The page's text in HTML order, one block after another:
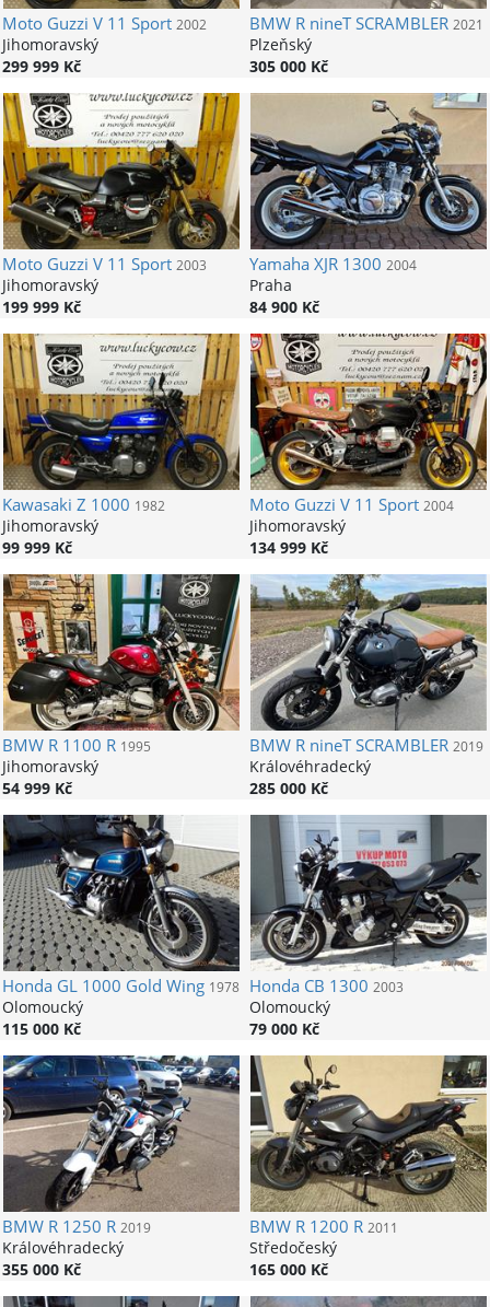
Moto Guzzi V 11 Sport 2002
Jihomoravský
299 999 Kč
BMWR nineT SCRAMBLER 2021
Plzeňský
305 000 Kč
Moto Guzzi V 11 Sport 2003
Jihomoravský
199 999 Kč
YamahaXJR 1300 2004
Praha
84 900 Kč
Kawasaki Z 1000 1982
Jihomoravský
99 999 Kč
Moto Guzzi V 11 Sport 2004
Jihomoravský
134 999 Kč
BMWR 1100 R 1995
Jihomoravský
54 999 Kč
BMWR nineT SCRAMBLER 2019
Královéhradecký
285 000 Kč
HondaGL 1000 Gold Wing 1978
Olomoucký
115 000 Kč
HondaCB 1300 2003
Olomoucký
79 000 Kč
BMWR 1250 R 2019
Královéhradecký
355 000 Kč
BMWR 1200 R 2011
Středočeský
165 000 Kč